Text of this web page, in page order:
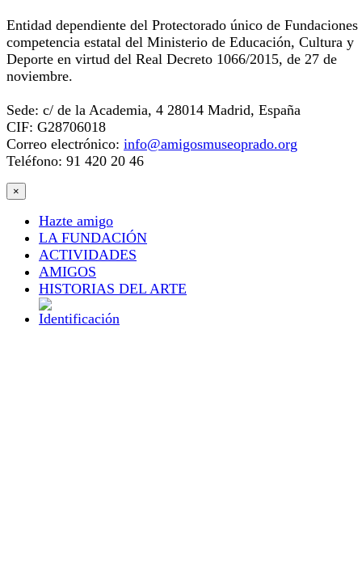
Entidad dependiente del Protectorado único de Fundaciones
competencia estatal del Ministerio de Educación, Cultura y
Deporte en virtud del Real Decreto 1066/2015, de 27 de
noviembre.
Sede: c/ de la Academia, 4 28014 Madrid, España
CIF: G28706018
Correo electrónico: info@amigosmuseoprado.org
Teléfono: 91 420 20 46
×
Hazte amigo
LA FUNDACIÓN
ACTIVIDADES
AMIGOS
HISTORIAS DEL ARTE